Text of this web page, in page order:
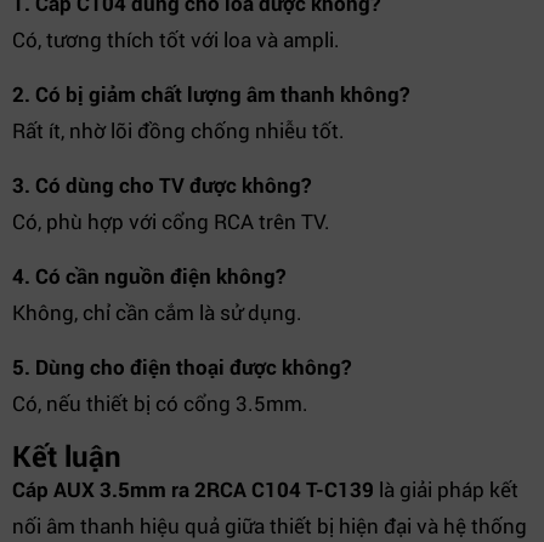
Có, tương thích tốt với loa và ampli.
2. Có bị giảm chất lượng âm thanh không?
Rất ít, nhờ lõi đồng chống nhiễu tốt.
3. Có dùng cho TV được không?
Có, phù hợp với cổng RCA trên TV.
4. Có cần nguồn điện không?
Không, chỉ cần cắm là sử dụng.
5. Dùng cho điện thoại được không?
Có, nếu thiết bị có cổng 3.5mm.
Kết luận
Cáp AUX 3.5mm ra 2RCA C104 T-C139 là giải pháp kết
nối âm thanh hiệu quả giữa thiết bị hiện đại và hệ thống